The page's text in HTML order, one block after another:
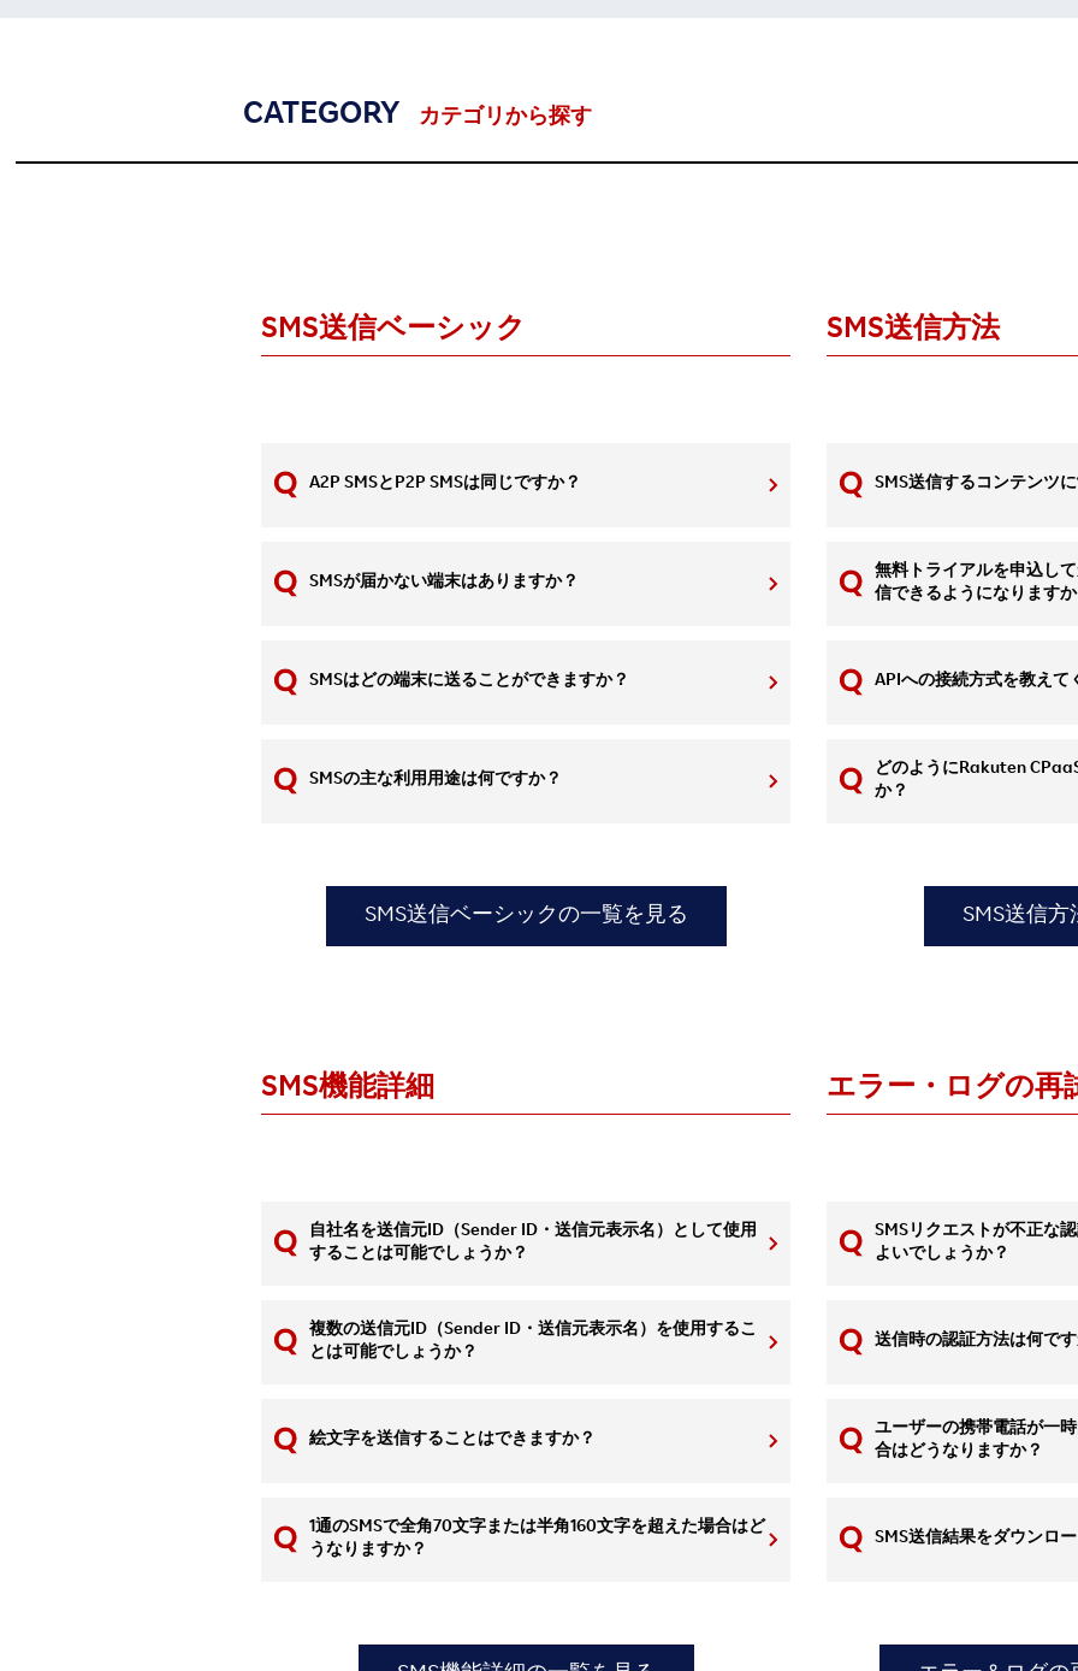
CATEGORY カテゴリから探す
SMS送信ベーシック
A2P SMSとP2P SMSは同じですか？
SMSが届かない端末はありますか？
SMSはどの端末に送ることができますか？
SMSの主な利用用途は何ですか？
SMS送信ベーシックの一覧を見る
SMS送信方法
SMS送信するコンテンツ
無料トライアルを申込し
信できるようになります
APIへの接続方式を教えて
どのようにRakuten
か？
SMS送信
SMS機能詳細
自社名を送信元ID（Sender ID・送信元表示名）として使用
することは可能でしょうか？
複数の送信元ID（Sender ID・送信元表示名）を使用するこ
とは可能でしょうか？
絵文字を送信することはできますか？
1通のSMSで全角70文字または半角160文字を超えた場合はど
うなりますか？
エラー・ログの再
SMSリクエストが不正な
よいでしょうか？
送信時の認証方法は何で
ユーザーの携帯電話が一
合はどうなりますか？
SMS送信結果をダウンロ